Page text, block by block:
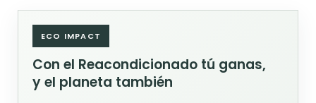
ECO IMPACT
Con el Reacondicionado tú ganas,
y el planeta también